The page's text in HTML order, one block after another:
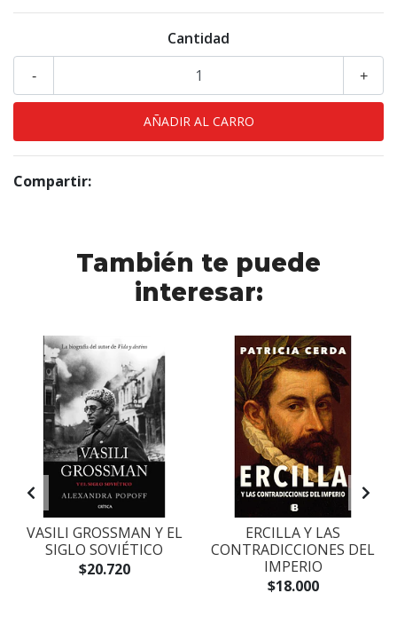
Cantidad
+
-
Compartir:
También te puede
interesar:
VASILI GROSSMAN Y EL
SIGLO SOVIÉTICO
$20.720
ERCILLA Y LAS
CONTRADICCIONES DEL
IMPERIO
$18.000